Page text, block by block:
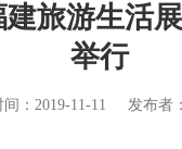
旅游生活
举行
： 2019-11-11 发布者